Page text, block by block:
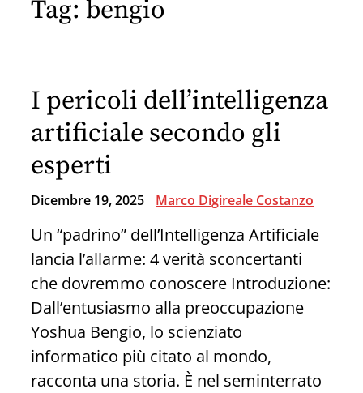
Tag:bengio
I pericoli dell’intelligenza
artificiale secondo gli
esperti
Dicembre 19, 2025 Marco Digireale Costanzo
Un “padrino” dell’Intelligenza Artificiale
lancia l’allarme: 4 verità sconcertanti
che dovremmo conoscere Introduzione:
Dall’entusiasmo alla preoccupazione
Yoshua Bengio, lo scienziato
informatico più citato al mondo,
racconta una storia. È nel seminterrato